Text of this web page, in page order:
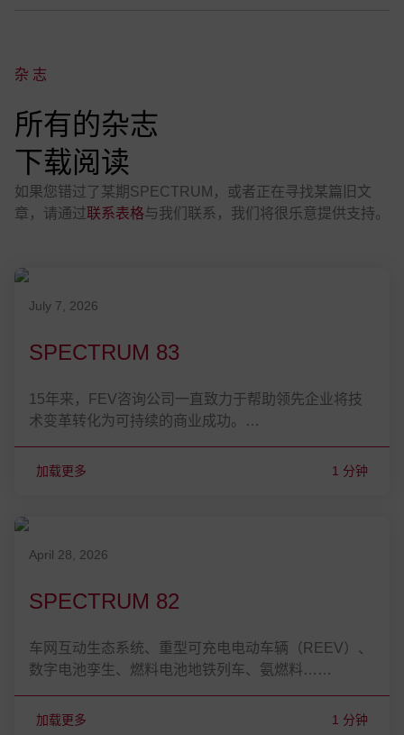
杂志
:
所有的杂志
下载阅读
如果您错过了某期SPECTRUM，或者正在寻找某篇旧文
章，请通过联系表格与我们联系，我们将很乐意提供支持。
发表在 July 7, 2026
July 7, 2026
SPECTRUM 83
15年来，FEV咨询公司一直致力于帮助领先企业将技
术变革转化为可持续的商业成功。…
加载更多 1 分钟
发表在 April 28, 2026
April 28, 2026
SPECTRUM 82
车网互动生态系统、重型可充电电动车辆（REEV）、
数字电池孪生、燃料电池地铁列车、氨燃料……
加载更多 1 分钟